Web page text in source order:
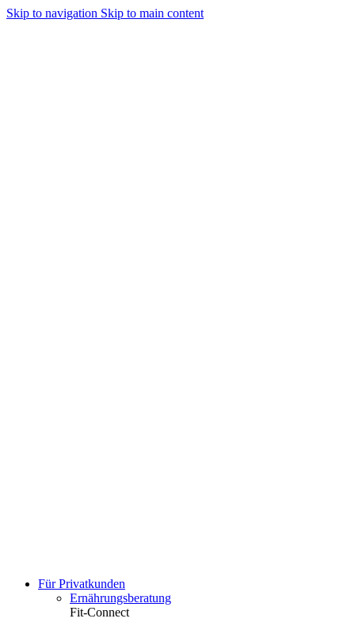
Skip to navigation Skip to main content
Für Privatkunden
Ernährungsberatung
Fit-Connect